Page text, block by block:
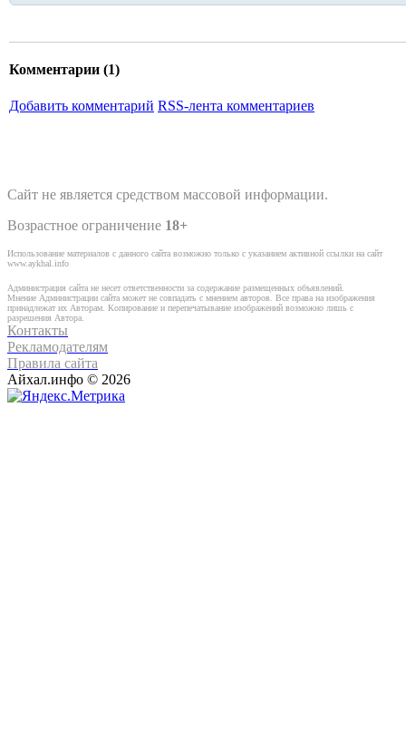
Комментарии (1)
Добавить комментарий RSS-лента комментариев
Сайт не является средством массовой информации.
Возрастное ограничение 18+
Использование материалов с данного сайта возможно только с указанием активной ссылки на сайт
www.aykhal.info
Администрация сайта не несет ответственности за содержание размещенных объявлений.
Мнение Администрации сайта может не совпадать с мнением авторов. Все права на изображения
принадлежат их Авторам. Копирование и перепечатывание изображений возможно лишь с
разрешения Автора.
Контакты
Рекламодателям
Правила сайта
Айхал.инфо © 2026